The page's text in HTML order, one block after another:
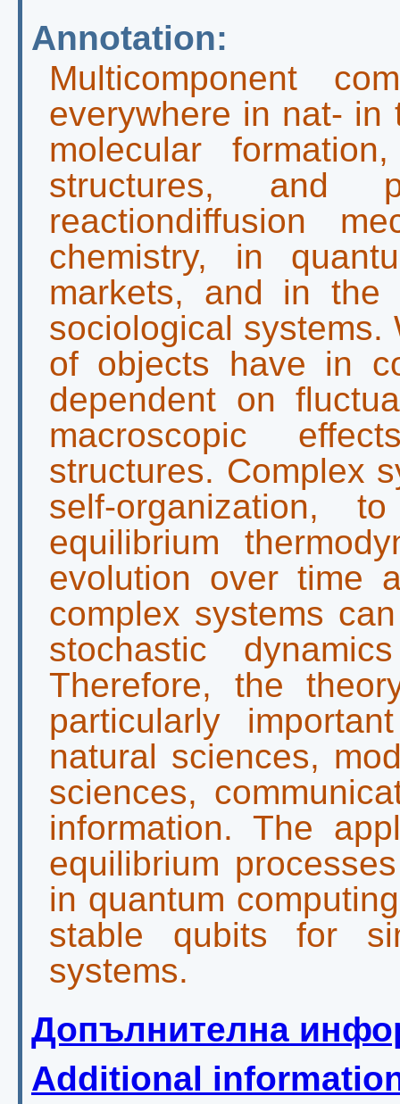
Annotation:
Multicomponent
everywhere in nat- in
molecular
structures, and
reactiondiffusion
chemistry, in
markets, and in the
sociological systems.
of objects have in
dependent on
macroscopic
structures. Complex
self-organization,
equilibrium
evolution over time
complex systems
stochastic
Therefore, the
particularly
natural sciences,
sciences,
information. The
equilibrium
in quantum
stable qubits for
systems.
Допълнителна
Additional